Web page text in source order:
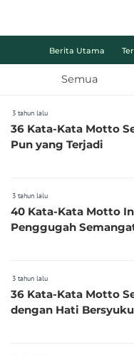
Berita Utama
Semua
3 tahun lalu
36 Kata-Kata Motto
Pun yang Terjadi
3 tahun lalu
40 Kata-Kata Motto
Penggugah
3 tahun lalu
36 Kata-Kata Motto
dengan Hati